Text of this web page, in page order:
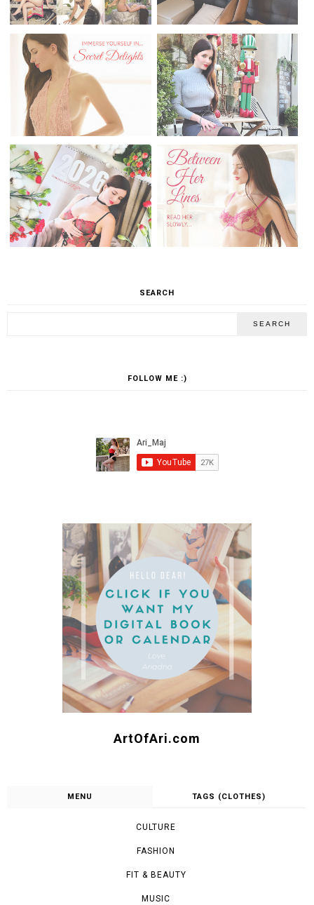
SEARCH
FOLLOW ME :)
ArtOfAri.com
MENU TAGS (CLOTHES)
CULTURE
FASHION
FIT & BEAUTY
MUSIC